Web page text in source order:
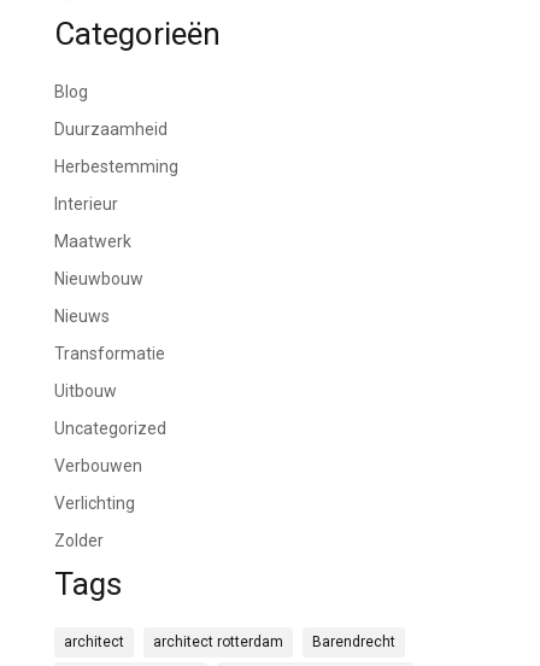
Categorieën
Blog
Duurzaamheid
Herbestemming
Interieur
Maatwerk
Nieuwbouw
Nieuws
Transformatie
Uitbouw
Uncategorized
Verbouwen
Verlichting
Zolder
Tags
architect architect rotterdam Barendrecht